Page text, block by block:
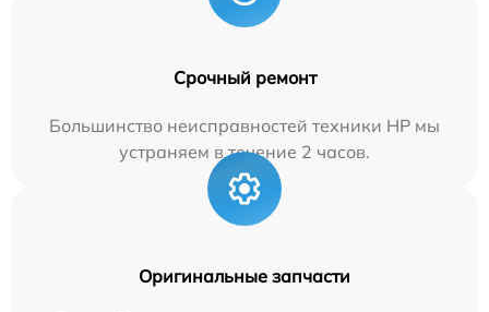
Срочный ремонт
Большинство неисправностей техники HP мы
устраняем в течение 2 часов.
Оригинальные запчасти